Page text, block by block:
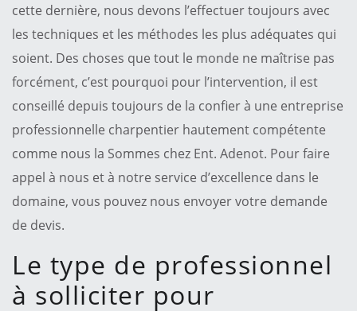
cette dernière, nous devons l’effectuer toujours avec
les techniques et les méthodes les plus adéquates qui
soient. Des choses que tout le monde ne maîtrise pas
forcément, c’est pourquoi pour l’intervention, il est
conseillé depuis toujours de la confier à une entreprise
professionnelle charpentier hautement compétente
comme nous la Sommes chez Ent. Adenot. Pour faire
appel à nous et à notre service d’excellence dans le
domaine, vous pouvez nous envoyer votre demande
de devis.
Le type de professionnel
à solliciter pour